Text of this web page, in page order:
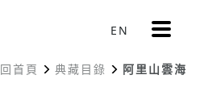
EN 更
多
單
回首頁 典藏目錄 阿里山雲海